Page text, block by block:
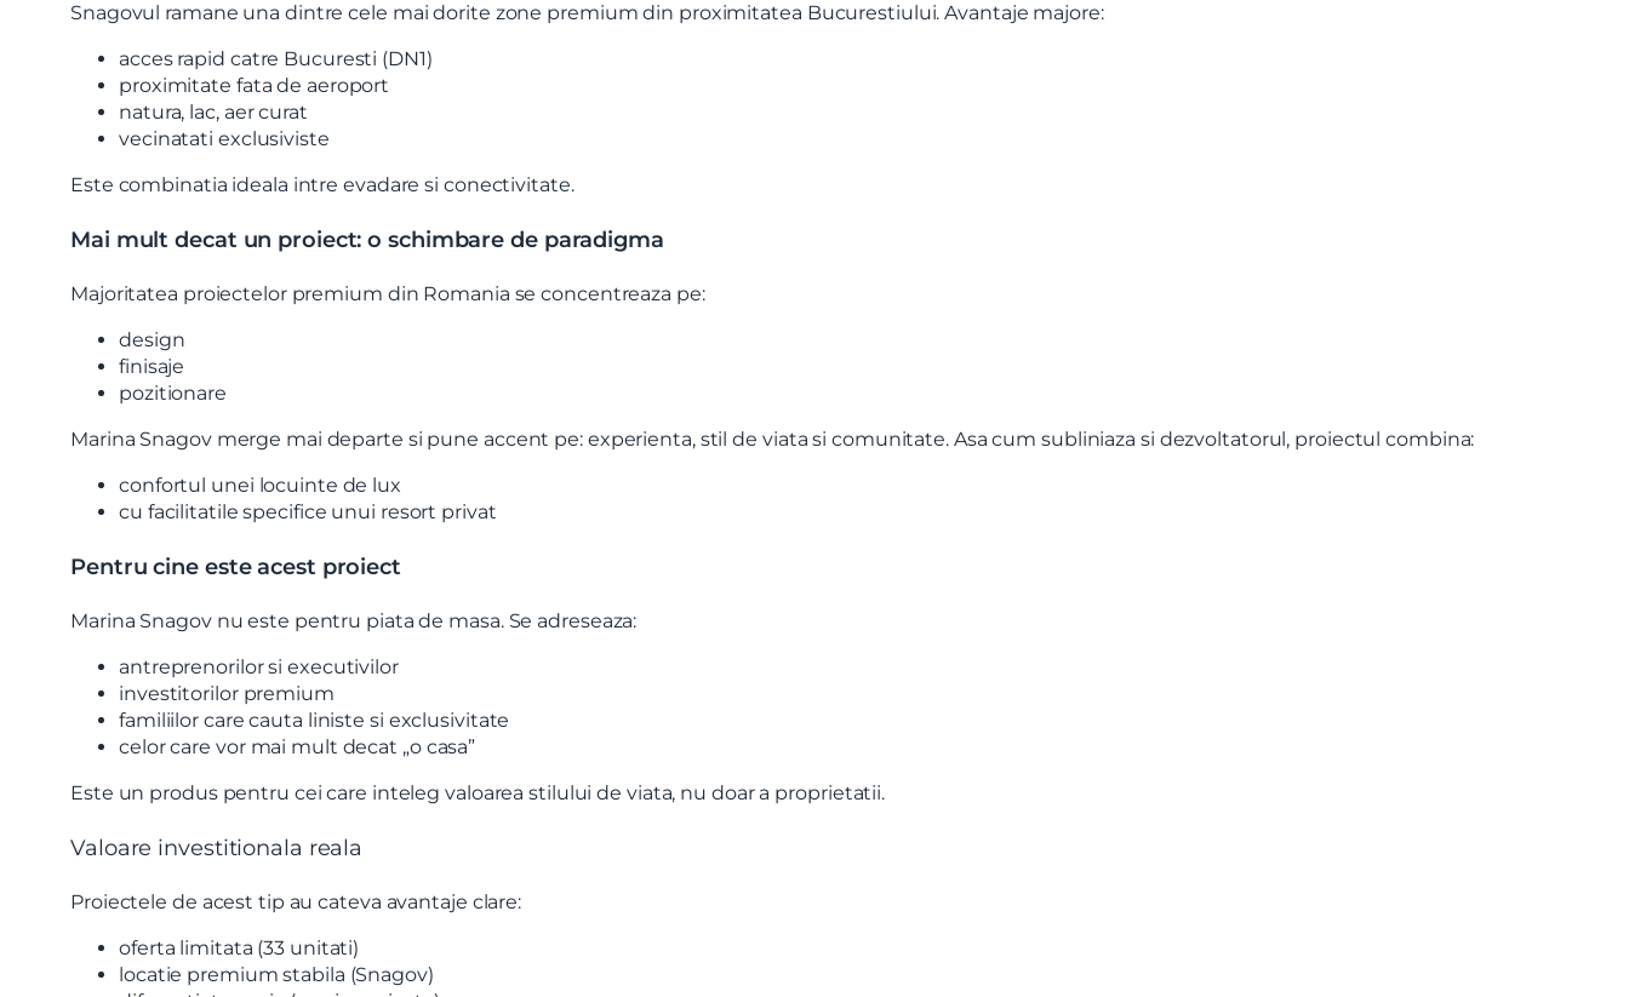
Snagovul ramane una dintre cele mai dorite zone premium din proximitatea Bucurestiului. Avantaje majore:
acces rapid catre Bucuresti (DN1)
proximitate fata de aeroport
natura, lac, aer curat
vecinatati exclusiviste
Este combinatia ideala intre evadare si conectivitate.
Mai mult decat un proiect: o schimbare de paradigma
Majoritatea proiectelor premium din Romania se concentreaza pe:
design
finisaje
pozitionare
Marina Snagov merge mai departe si pune accent pe: experienta, stil de viata si comunitate. Asa cum subliniaza si dezvoltatorul, proiectul combina:
confortul unei locuinte de lux
cu facilitatile specifice unui resort privat
Pentru cine este acest proiect
Marina Snagov nu este pentru piata de masa. Se adreseaza:
antreprenorilor si executivilor
investitorilor premium
familiilor care cauta liniste si exclusivitate
celor care vor mai mult decat „o casa”
Este un produs pentru cei care inteleg valoarea stilului de viata, nu doar a proprietatii.
Valoare investitionala reala
Proiectele de acest tip au cateva avantaje clare:
oferta limitata (33 unitati)
locatie premium stabila (Snagov)